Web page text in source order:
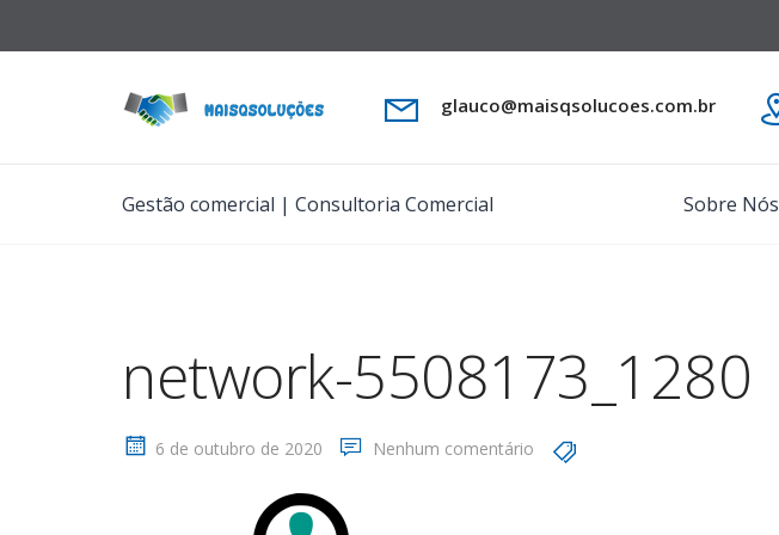
glauco@maisqsolucoes.com.br
Gestão comercial | Consultoria Comercial Sobre Nós
network-5508173_1280
6 de outubro de 2020 Nenhum comentário